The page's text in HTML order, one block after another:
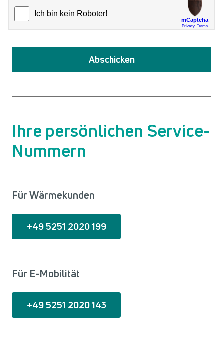
Abschicken
Ihre persönlichen Service-
Nummern
Für Wärmekunden
+49 5251 2020 199
Für E-Mobilität
+49 5251 2020 143